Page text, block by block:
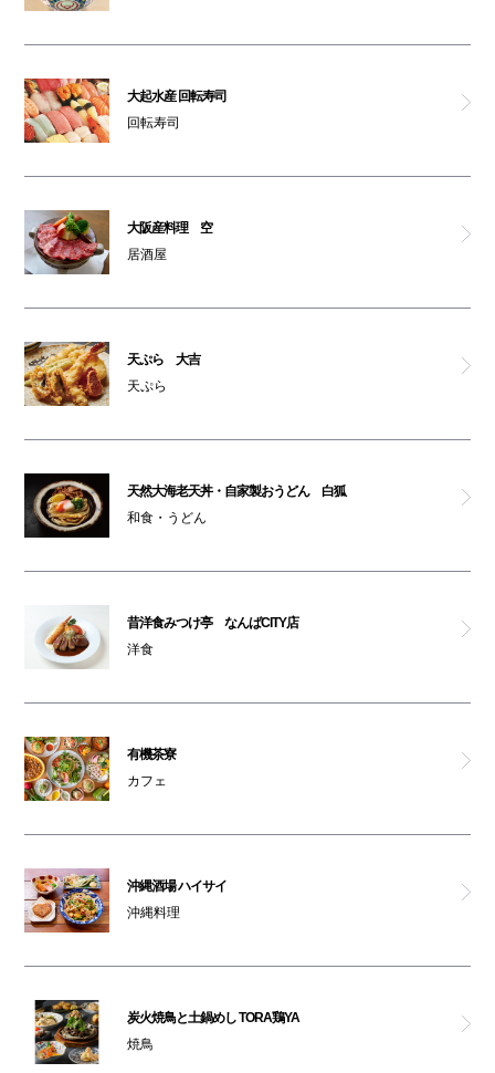
大起水産 回転寿司
回転寿司
大阪産料理 空
居酒屋
天ぷら 大吉
天ぷら
天然大海老天丼・自家製おうどん 白狐
和食・うどん
昔洋食みつけ亭 なんばCITY店
洋食
有機茶寮
カフェ
沖縄酒場 ハイサイ
沖縄料理
炭火焼鳥と土鍋めし TORA鶏YA
焼鳥